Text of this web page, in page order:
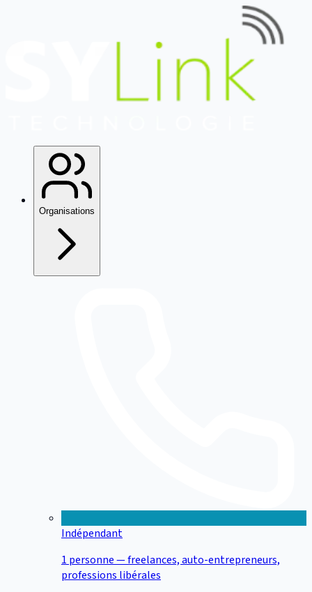
Organisations
Indépendant
1 personne — freelances, auto-entrepreneurs,
professions libérales